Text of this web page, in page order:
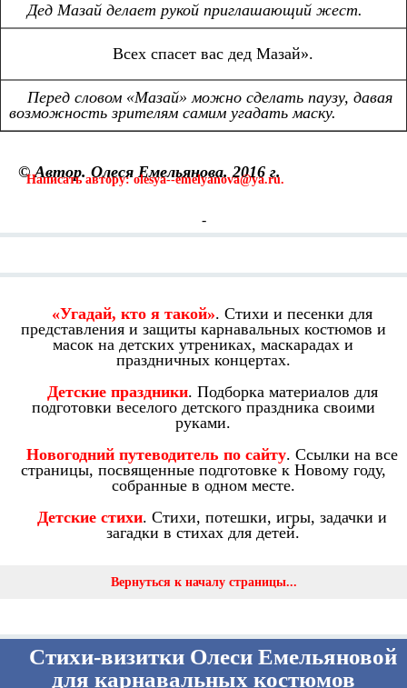
Дед Мазай делает рукой приглашающий жест.
Всех спасет вас дед Мазай».
Перед словом «Мазай» можно сделать паузу, давая
возможность зрителям самим угадать маску.
© Автор. Олеся Емельянова. 2016 г.
Написать автору: olesya--emelyanova@ya.ru.
-
«Угадай, кто я такой». Стихи и песенки для
представления и защиты карнавальных костюмов и
масок на детских утрениках, маскарадах и
праздничных концертах.
Детские праздники. Подборка материалов для
подготовки веселого детского праздника своими
руками.
Новогодний путеводитель по сайту. Ссылки на все
страницы, посвященные подготовке к Новому году,
собранные в одном месте.
Детские стихи. Стихи, потешки, игры, задачки и
загадки в стихах для детей.
Вернуться к началу страницы...
Стихи-визитки Олеси Емельяновой
для карнавальных костюмов